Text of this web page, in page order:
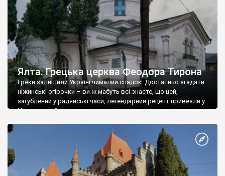
Ялта. Грецька церква Феодора Тирона
Греки залишили Україні чималий спадок. Достатньо згадати
ніжинські огірочки – ви ж мабуть всі знаєте, що цей,
загублений у радянські часи, легендарний рецепт привезли у
Ніжин греки?